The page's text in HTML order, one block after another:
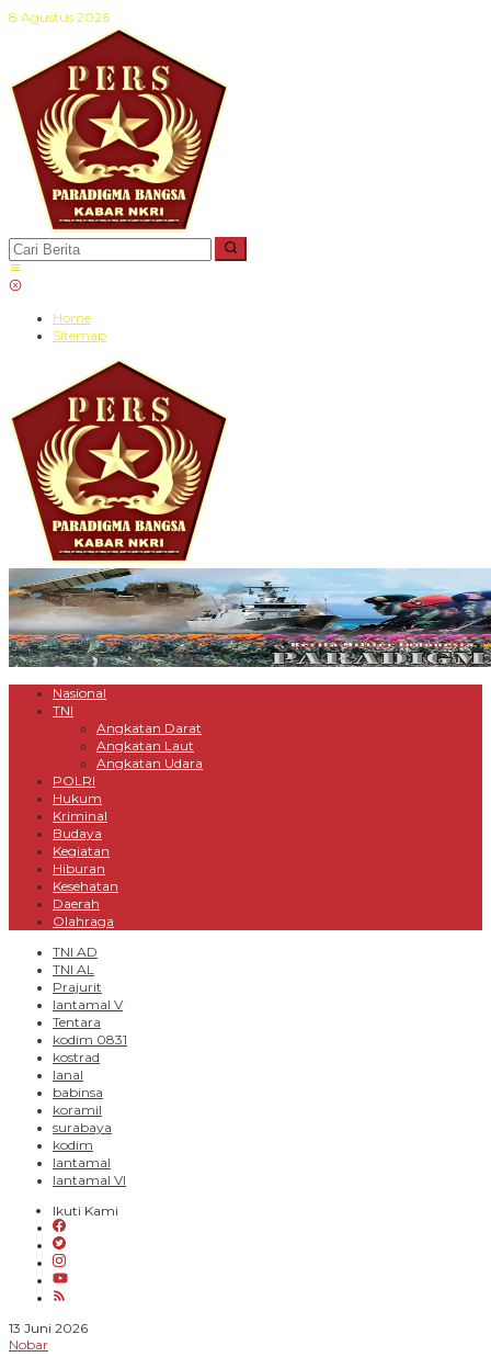
Lewati
8 Agustus 2026
Home
Sitemap
Nasional
TNI
Angkatan Darat
Angkatan Laut
Angkatan Udara
POLRI
Hukum
Kriminal
Budaya
Kegiatan
Hiburan
Kesehatan
Daerah
Olahraga
TNI AD
TNI AL
Prajurit
lantamal V
Tentara
kodim 0831
kostrad
lanal
babinsa
koramil
surabaya
kodim
lantamal
lantamal VI
Ikuti Kami
13 Juni 2026oleh
Nobar